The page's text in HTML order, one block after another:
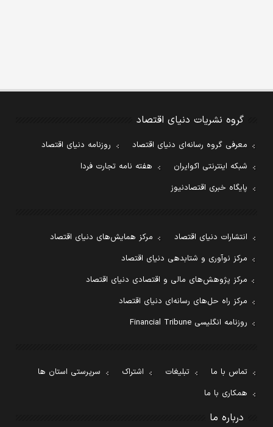
گروه نشریات دنیای اقتصاد
معرفی گروه رسانه‌ای دنیای اقتصاد
روزنامه دنیای اقتصاد
شبکه اینترنتی اکوایران
هفته نامه تجارت فردا
پایگاه خبری اقتصادنیوز
انتشارات دنیای اقتصاد
مرکز همایش‌های دنیای اقتصاد
مرکز نوآوری و شتابدهی دنیای اقتصاد
مرکز پژوهش‌های مالی و اقتصادی دنیای اقتصاد
مرکز راه حل‌های رسانه‌ای دنیای اقتصاد
روزنامه انگلیسی Financial Tribune
تماس با ما تبلیغات اشتراک
سرپرستی استان ها
همکاری با ما
درباره ما